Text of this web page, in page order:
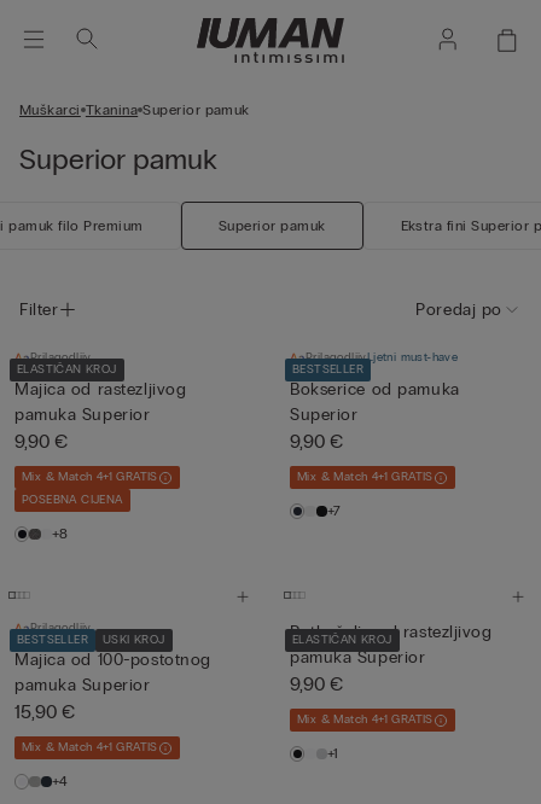
Muškarci Tkanina Superior pamuk
Superior pamuk
pamuk filo Premium Superior pamuk Ekstra fini Superior
Filter Poredaj po
ELASTIČAN KROJ
Prilagodljiv
Majica od rastezljivog
pamuka Superior
9,90 €
Mix & Match 4+1 GRATIS
POSEBNA CIJENA
+8
BESTSELLER
PrilagodljivLjetni must-have
Bokserice od pamuka
Superior
9,90 €
Mix & Match 4+1 GRATIS
+7
BESTSELLER USKI KROJ
Prilagodljiv
Majica od 100-postotnog
pamuka Superior
15,90 €
Mix & Match 4+1 GRATIS
+4
ELASTIČAN KROJ
Potkošulja od rastezljivog
pamuka Superior
9,90 €
Mix & Match 4+1 GRATIS
+1